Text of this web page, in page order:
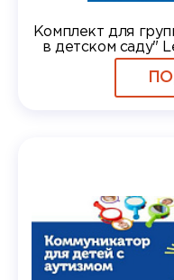
Комплект для
в детском саду"